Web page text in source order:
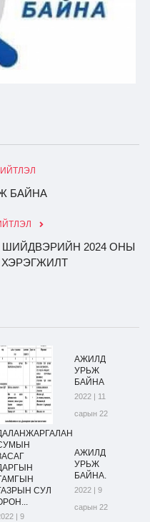
БАЙНА
2024 ОНЫ
СУЛ
| 9
АЖИЛД
УРЬЖ
БАЙНА
2022 | 11
сарын 22
АЖИЛД
УРЬЖ
БАЙНА.
2022 | 9
сарын 22